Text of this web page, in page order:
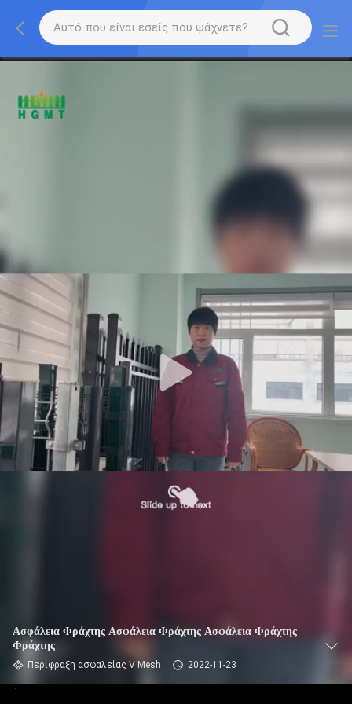
Ασφάλεια Φράχτης Ασφάλεια Φράχτης Ασφάλεια Φράχτης
Φράχτης
Περίφραξη ασφαλείας V Mesh 2022-11-23